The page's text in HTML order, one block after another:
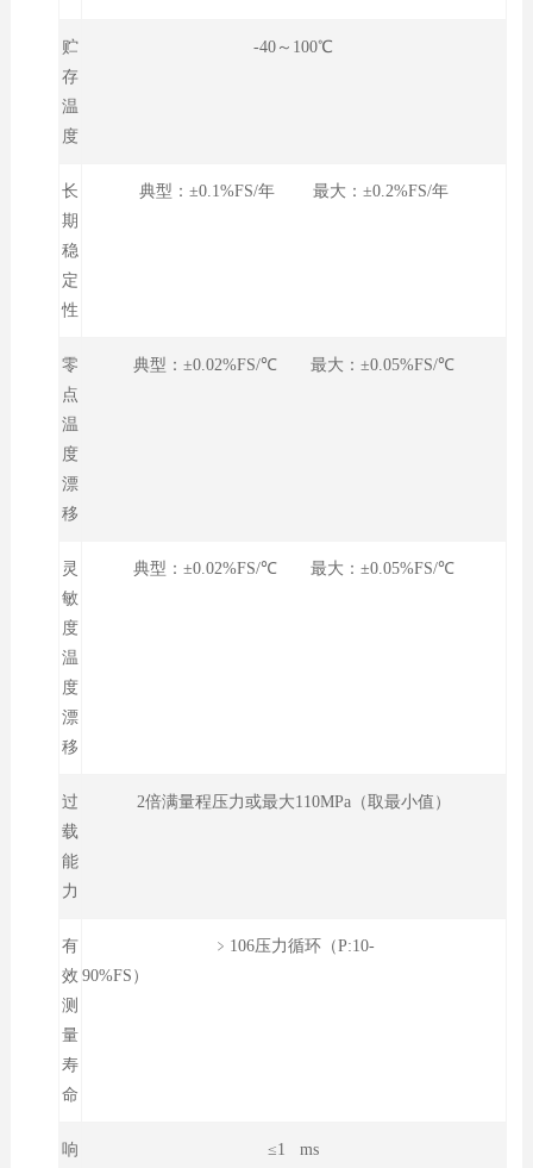
贮
存
温
度
-40～100℃
长
期
稳
定
性
典型：±0.1%FS/年 最大：±0.2%FS/年
零
点
温
度
漂
移
典型：±0.02%FS/℃ 最大：±0.05%FS/℃
灵
敏
度
温
度
漂
移
典型：±0.02%FS/℃ 最大：±0.05%FS/℃
过
载
能
力
2倍满量程压力或最大110MPa（取最小值）
有
效
测
量
寿
命
﹥106压力循环（P:10-
90%FS）
响
≤1 ms